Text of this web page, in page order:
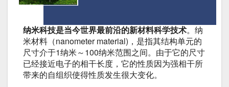
纳米科技是当今世界最前沿的新材料科学技术。纳
米材料（nanometer material)，是指其结构单元的
尺寸介于1纳米～100纳米范围之间。由于它的尺寸
已经接近电子的相干长度，它的性质因为强相干所
带来的自组织使得性质发生很大变化。